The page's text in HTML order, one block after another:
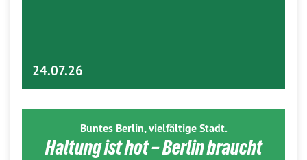
24.07.26
Buntes Berlin, vielfältige Stadt.
Haltung ist hot – Berlin braucht